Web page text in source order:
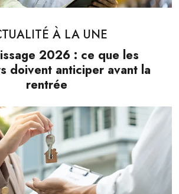
À LA UNE
2026 : ce que les
doivent anticiper avant la
rentrée